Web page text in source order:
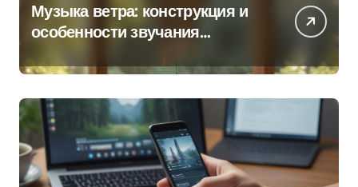
Музыка ветра: конструкция и
особенности звучания